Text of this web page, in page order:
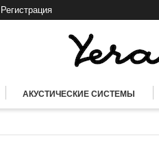
Регистрация
АКУСТИЧЕСКИЕ СИСТЕМЫ